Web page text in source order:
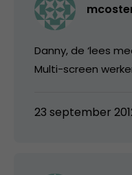
Danny, de ‘lees
Multi-screen
23 september